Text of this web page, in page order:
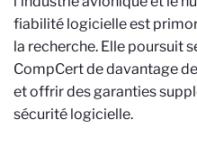
fiabilité logicielle est
la recherche. Elle poursuit
CompCert de davantage
et offrir des garanties
sécurité logicielle.